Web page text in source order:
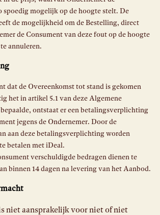
spoedig mogelijk op de hoogte stelt. De
de mogelijkheid om de Bestelling, direct
de Consument van deze fout op de hoogte
annuleren.
dat de Overeenkomst tot stand is gekomen
het in artikel 5.1 van deze Algemene
ontstaat er een betalingsverplichting
jegens de Ondernemer. Door de
aan deze betalingsverplichting worden
betalen met iDeal.
verschuldigde bedragen dienen te
binnen 14 dagen na levering van het Aanbod.
niet aansprakelijk voor niet of niet